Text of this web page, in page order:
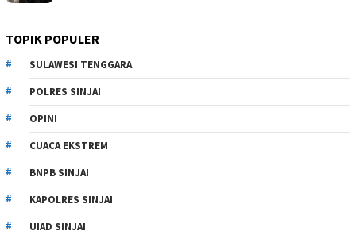
TOPIK POPULER
SULAWESI TENGGARA
POLRES SINJAI
OPINI
CUACA EKSTREM
BNPB SINJAI
KAPOLRES SINJAI
UIAD SINJAI